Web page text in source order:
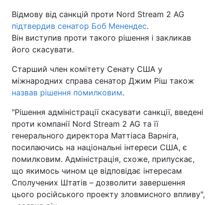
Відмову від санкцій проти Nord Stream 2 AG
підтвердив сенатор Боб Менендес.
Він виступив проти такого рішення і закликав
його скасувати.
Старший член комітету Сенату США у
міжнародних справа сенатор Джим Ріш також
назвав рішення помилковим.
"Рішення адміністрації скасувати санкції, введені
проти компанії Nord Stream 2 AG та її
генерального директора Маттіаса Варніга,
посилаючись на національні інтереси США, є
помилковим. Адміністрація, схоже, припускає,
що якимось чином це відповідає інтересам
Сполучених Штатів – дозволити завершення
цього російського проекту зловмисного впливу",